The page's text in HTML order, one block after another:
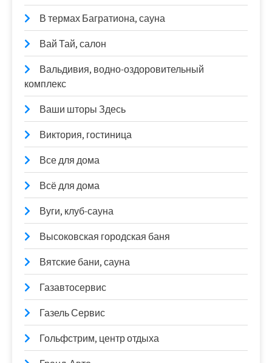
В термах Багратиона, сауна
Вай Тай, салон
Вальдивия, водно-оздоровительный
комплекс
Ваши шторы Здесь
Виктория, гостиница
Все для дома
Всё для дома
Вуги, клуб-сауна
Высоковская городская баня
Вятские бани, сауна
Газавтосервис
Газель Сервис
Гольфстрим, центр отдыха